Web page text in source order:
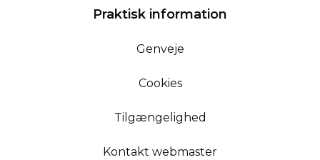
Praktisk information
Genveje
Cookies
Tilgængelighed
Kontakt webmaster